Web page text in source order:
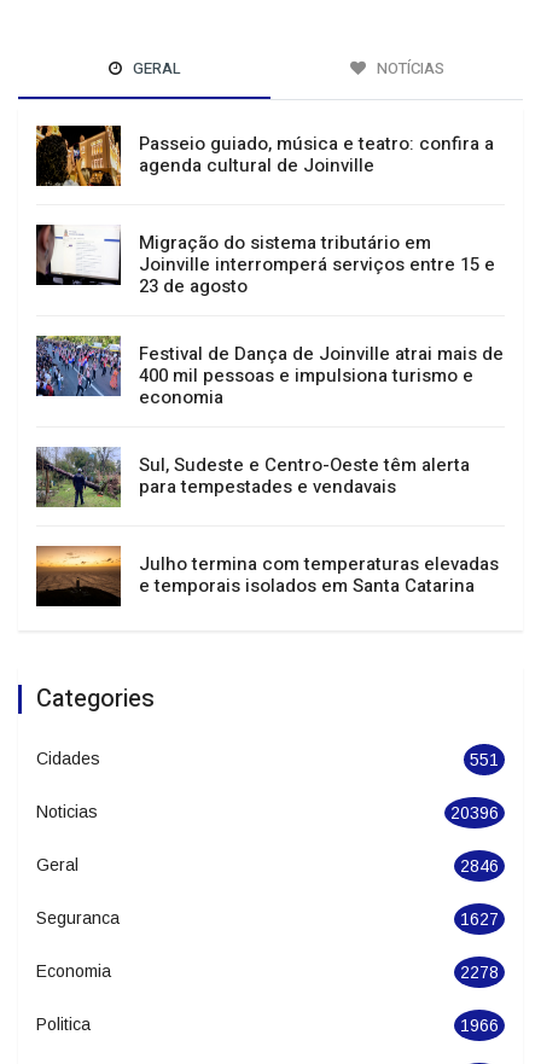
GERAL NOTÍCIAS
Passeio guiado, música e teatro: confira a
agenda cultural de Joinville
Migração do sistema tributário em
Joinville interromperá serviços entre 15 e
23 de agosto
Festival de Dança de Joinville atrai mais de
400 mil pessoas e impulsiona turismo e
economia
Sul, Sudeste e Centro-Oeste têm alerta
para tempestades e vendavais
e temporais isolados em Santa Catarina
Categories
Cidades 551
Noticias 20396
Geral 2846
Seguranca 1627